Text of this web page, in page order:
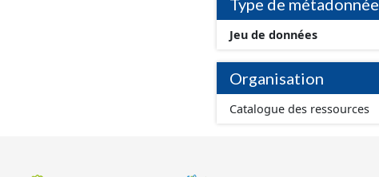
Type de métadonnée
Jeu de données
Organisation
Catalogue des ressources